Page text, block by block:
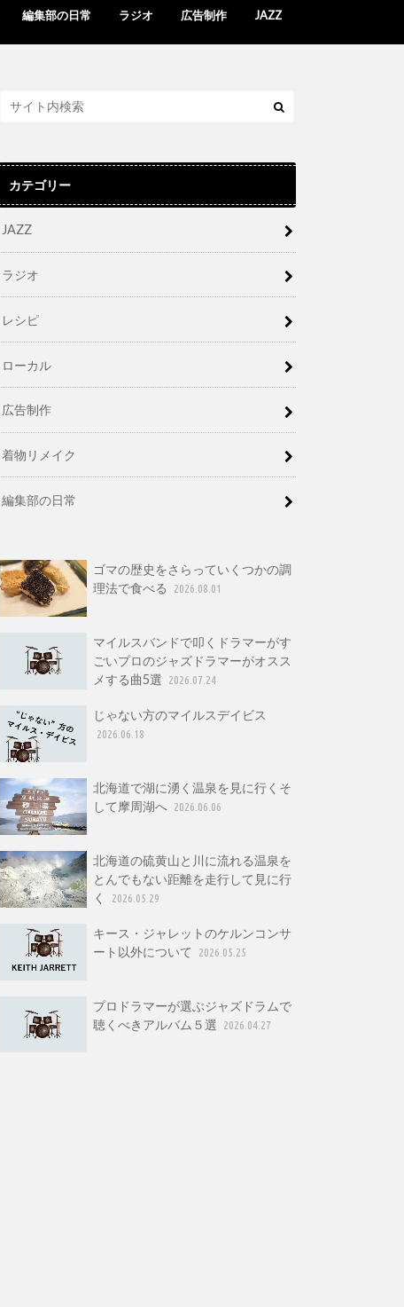
編集部の日常 ラジオ 広告制作 JAZZ
カテゴリー
JAZZ
ラジオ
レシピ
ローカル
広告制作
着物リメイク
編集部の日常
ゴマの歴史をさらっていくつかの調
理法で食べる
2026.08.01
マイルスバンドで叩くドラマーがす
ごいプロのジャズドラマーがオスス
メする曲5選
2026.07.24
じゃない方のマイルスデイビス
2026.06.18
北海道で湖に湧く温泉を見に行くそ
して摩周湖へ 2026.06.06
北海道の硫黄山と川に流れる温泉を
とんでもない距離を走行して見に行
く
2026.05.29
キース・ジャレットのケルンコンサ
ート以外について
2026.05.25
プロドラマーが選ぶジャズドラムで
聴くべきアルバム５選
2026.04.27